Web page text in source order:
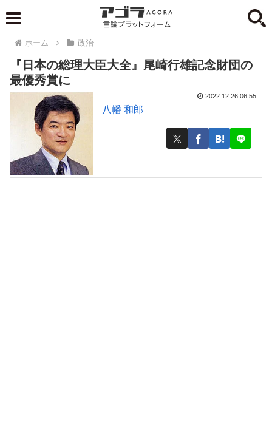
ホーム 政治
『日本の総理大臣大全』尾崎行雄記念財団の
最優秀賞に
八幡 和郎
2022.12.26 06:55